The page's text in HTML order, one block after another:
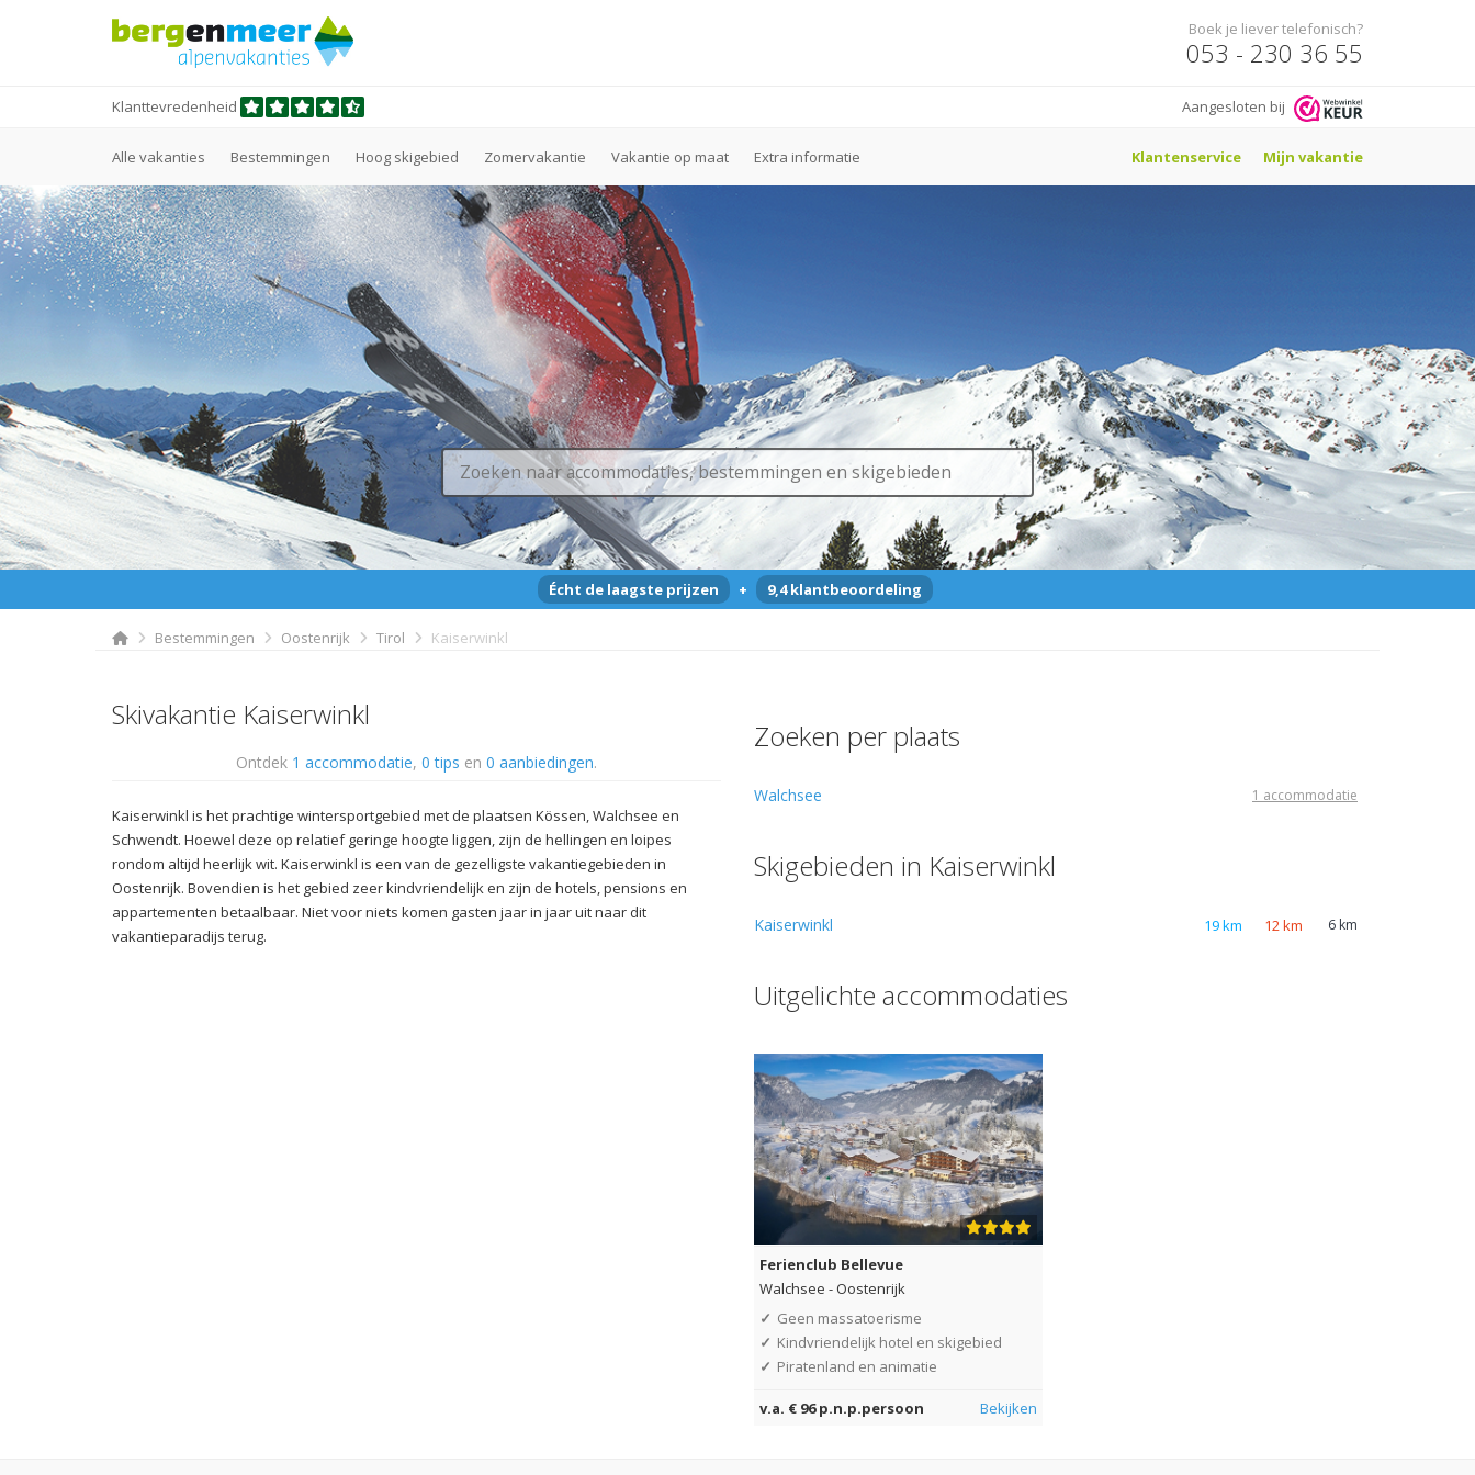
Boek je liever telefonisch?
053 - 230 36 55
Klanttevredenheid Aangesloten bij
Alle vakanties Bestemmingen Hoog skigebied Zomervakantie Vakantie op maat Extra informatie Klantenservice Mijn vakantie
Écht de laagste prijzen + 9,4 klantbeoordeling
Bestemmingen Oostenrijk Tirol Kaiserwinkl
Skivakantie Kaiserwinkl
Ontdek 1 accommodatie, 0 tips en 0 aanbiedingen.
Kaiserwinkl is het prachtige wintersportgebied met de plaatsen Kössen, Walchsee en
Schwendt. Hoewel deze op relatief geringe hoogte liggen, zijn de hellingen en loipes
rondom altijd heerlijk wit. Kaiserwinkl is een van de gezelligste vakantiegebieden in
Oostenrijk. Bovendien is het gebied zeer kindvriendelijk en zijn de hotels, pensions en
appartementen betaalbaar. Niet voor niets komen gasten jaar in jaar uit naar dit
vakantieparadijs terug.
Zoeken per plaats
Walchsee 1 accommodatie
Skigebieden in Kaiserwinkl
Kaiserwinkl 19 km 12 km 6 km
Uitgelichte accommodaties
Ferienclub Bellevue
Walchsee -Oostenrijk
✓ Geen massatoerisme
✓ Kindvriendelijk hotel en skigebied
✓ Piratenland en animatie
v.a. € 96 p.n.p.persoon Bekijken